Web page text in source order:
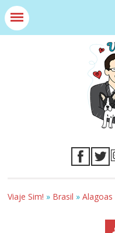
Viaje Sim! » Brasil »Alagoas